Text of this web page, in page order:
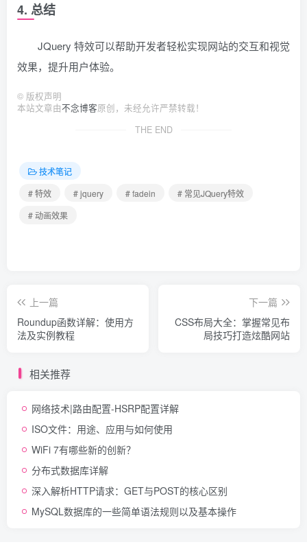
4. 总结
JQuery 特效可以帮助开发者轻松实现网站的交互和视觉
效果，提升用户体验。
© 版权声明
本站文章由不念博客原创，未经允许严禁转载！
THE END
技术笔记
# 特效
# jquery # fadein
# 常见JQuery特效
# 动画效果
上一篇
Roundup函数详解：使用方
法及实例教程
下一篇
CSS布局大全：掌握常见布
局技巧打造炫酷网站
相关推荐
网络技术|路由配置-HSRP配置详解
ISO文件：用途、应用与如何使用
WiFi 7有哪些新的创新？
分布式数据库详解
深入解析HTTP请求：GET与POST的核心区别
MySQL数据库的一些简单语法规则以及基本操作